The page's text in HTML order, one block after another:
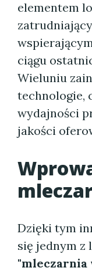
elementem
ciągu
Wieluniu
technologie,
wydajności
jakości
Dzięki tym
się jednym z
"mleczarnia